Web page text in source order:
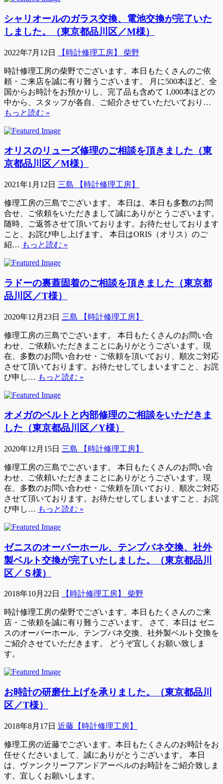
シャリオールのガラス交換、電池交換が完了いた
しました。（東京都品川区／M様）
2022年7月12日 【時計修理工房】 柴野
時計修理工房の柴野でございます。本日もたくさんのご依
頼・ご来店を誠に有り難うございます。 月に500本ほど、全
国からお時計をお預かりし、完了品も含めて 1,000本ほどの
中から、スタッフが各自、ご紹介させていただいており…
もっと読む »
オリスのリューズ修理のご相談を頂きました（東
京都品川区／M様）
2021年1月12日 三島 【時計修理工房】
修理工房の三島でございます。 本日は、本日も多数のお問
合せ、ご依頼をいただきまして誠にありがとうございます。
随時、ご返答させて頂いております。お待たせしております
こと、お詫び申し上げます。 本日はORIS（オリス）のご
紹… もっと読む »
ラドーの裏蓋固着のご相談を頂きました（東京都
品川区／T様）
2020年12月23日 三島 【時計修理工房】
修理工房の三島でございます。 本日もたくさんのお問い合
わせ、ご依頼いただきまことにありがとうございます。現
在、多数のお問い合わせ・ご依頼を頂いており、順次ご対応
させて頂いております。お待たせしてしまいますこと、お詫
び申し… もっと読む »
オメガのベルトと内部修理のご相談をいただきま
した（東京都品川区／Y様）
2020年12月15日 三島 【時計修理工房】
修理工房の三島でございます。 本日もたくさんのお問い合
わせ、ご依頼いただきまことにありがとうございます。現
在、多数のお問い合わせ・ご依頼を頂いており、順次ご対応
させて頂いております。お待たせしてしまいますこと、お詫
び申し… もっと読む »
ゼニスのオーバーホール、テンプバネ交換、社外
製ベルト交換が完了いたしました。（東京都品川
区／Ｓ様）
2018年10月22日 【時計修理工房】 柴野
時計修理工房の柴野でございます。本日もたくさんのご来
店・ご依頼を誠に有り難うございます。 さて、本日は ゼニ
スのオーバーホール、テンプバネ交換、社外製ベルト交換を
ご紹介させていただきます。 どうぞ宜しくお願い致しま
す。
お時計の研磨仕上げを承りました。（東京都品川
区／T様）
2018年8月17日 近藤【時計修理工房】
修理工房の近藤でございます。本日もたくさんのお時計をお
任せくださいまして、誠にありがとうございます。 本日
は、ヴァンクリーフアンドアーペルのお時計をご紹介致しま
す。宜しくお願いします。